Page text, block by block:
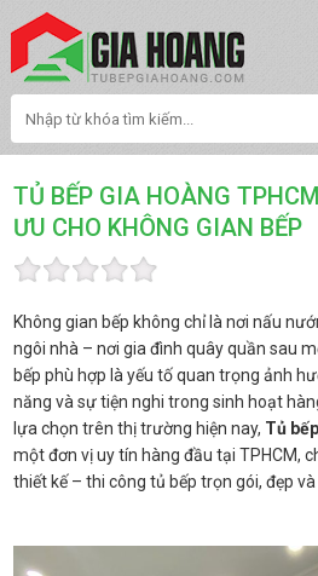
TỦ BẾP GIA HOÀNG
ƯU CHO KHÔNG GIAN BẾP
Không gian bếp không chỉ là nơi nấu
ngôi nhà – nơi gia đình quây quần sau
bếp phù hợp là yếu tố quan trọng ảnh
năng và sự tiện nghi trong sinh hoạt
lựa chọn trên thị trường hiện nay, Tủ
một đơn vị uy tín hàng đầu tại TPHCM,
thiết kế – thi công tủ bếp trọn gói, đẹp